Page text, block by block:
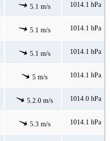
5.1 m/s 1014.1 hPa
5.1 m/s 1014.1 hPa
5.1 m/s 1014.1 hPa
5 m/s 1014.1 hPa
5.2.0 m/s 1014.0 hPa
5.3 m/s 1014.1 hPa